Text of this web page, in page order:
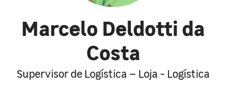
Marcelo Deldotti da
Costa
Supervisor de Logística – Loja - Logística